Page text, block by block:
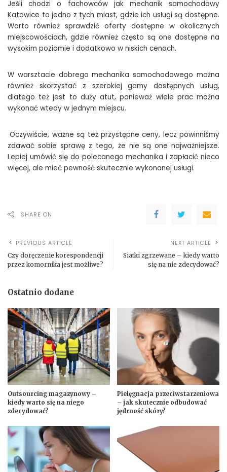
Jeśli chodzi o fachowców jak mechanik samochodowy
Katowice to jedno z tych miast, gdzie ich usługi są dostępne.
Warto również sprawdzić oferty dostępne w okolicznych
miejscowościach, gdzie również często są one dostępne na
wysokim poziomie i dodatkowo w niskich cenach.
W warsztacie dobrego mechanika samochodowego można
również skorzystać z szerokiej gamy dostępnych usług,
dlatego też jest to duży atut, ponieważ wiele prac można
wykonać wtedy w jednym miejscu.
Oczywiście, ważne są też przystępne ceny, lecz powinniśmy
zdawać sobie sprawę z tego, że nie są one najważniejsze.
Lepiej umówić się do polecanego mechanika i zapłacić nieco
więcej, ale mieć pewność skutecznie wykonanej usługi.
SHARE ON
PREVIOUS ARTICLE
Czy doręczenie korespondencji
przez komornika jest możliwe?
NEXT ARTICLE
Siatki zgrzewane – kiedy warto
się na nie zdecydować?
Ostatnio dodane
Outsourcing magazynowy –
kiedy warto się na niego
zdecydować?
Pielęgnacja przeciwstarzeniowa
– jak skutecznie odbudować
jędrność skóry?